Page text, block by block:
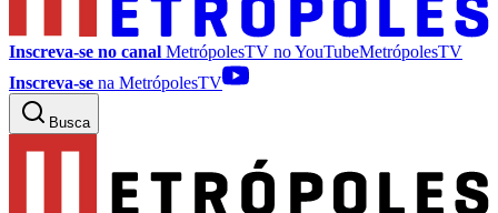
Inscreva-se no canal MetrópolesTV noYouTubeMetrópolesTV
Inscreva-se na MetrópolesTV
Busca